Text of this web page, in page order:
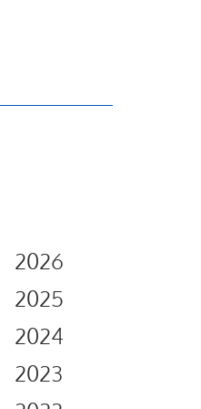
2026
2025
2024
2023